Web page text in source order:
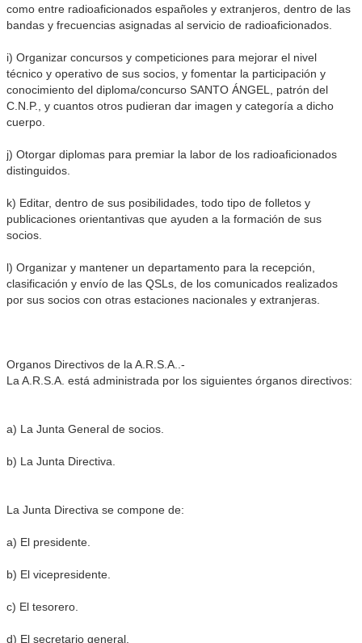
como entre radioaficionados españoles y extranjeros, dentro de las
bandas y frecuencias asignadas al servicio de radioaficionados.
i) Organizar concursos y competiciones para mejorar el nivel
técnico y operativo de sus socios, y fomentar la participación y
conocimiento del diploma/concurso SANTO ÁNGEL, patrón del
C.N.P., y cuantos otros pudieran dar imagen y categoría a dicho
cuerpo.
j) Otorgar diplomas para premiar la labor de los radioaficionados
distinguidos.
k) Editar, dentro de sus posibilidades, todo tipo de folletos y
publicaciones orientantivas que ayuden a la formación de sus
socios.
l) Organizar y mantener un departamento para la recepción,
clasificación y envío de las QSLs, de los comunicados realizados
por sus socios con otras estaciones nacionales y extranjeras.
Organos Directivos de la A.R.S.A..-
La A.R.S.A. está administrada por los siguientes órganos directivos:
a) La Junta General de socios.
b) La Junta Directiva.
La Junta Directiva se compone de:
a) El presidente.
b) El vicepresidente.
c) El tesorero.
d) El secretario general.